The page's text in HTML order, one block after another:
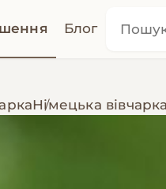
Блог
Німецька вівчарка